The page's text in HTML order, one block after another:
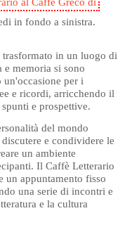
in fondo a sinistra.
trasformato in un luogo di
e memoria si sono
un'occasione per i
e ricordi, arricchendo il
e prospettive.
del mondo
e condividere le
un ambiente
Il Caffè Letterario
un appuntamento fisso
una serie di incontri e
e la cultura